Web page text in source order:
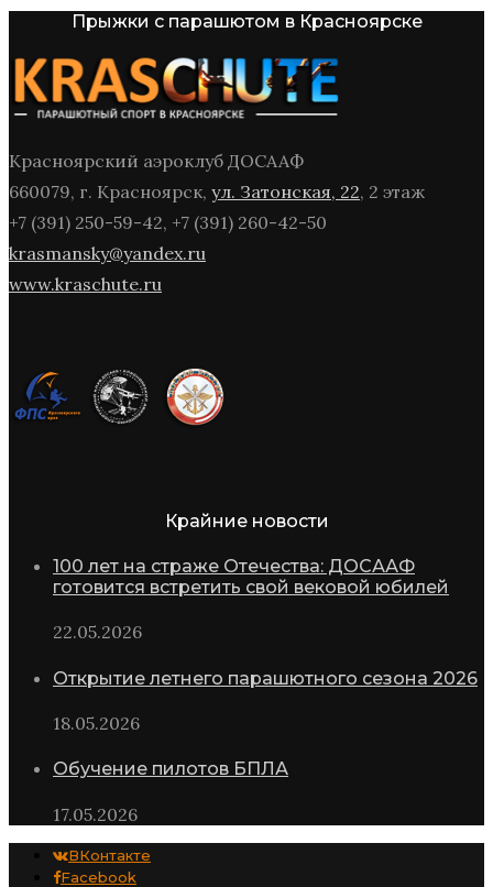
Прыжки с парашютом в Красноярске
Красноярский аэроклуб ДОСААФ
660079, г. Красноярск, ул. Затонская, 22, 2 этаж
+7 (391) 250-59-42, +7 (391) 260-42-50
krasmansky@yandex.ru
www.kraschute.ru
Крайние новости
100 лет на страже Отечества: ДОСААФ
готовится встретить свой вековой юбилей
22.05.2026
Открытие летнего парашютного сезона 2026
18.05.2026
Обучение пилотов БПЛА
17.05.2026
ВКонтакте
Facebook